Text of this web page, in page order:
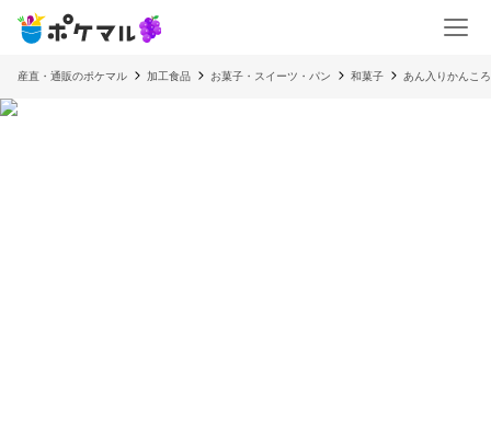
産直・通販のポケマル 加工食品 お菓子・スイーツ・パン 和菓子 あん入りかんこ